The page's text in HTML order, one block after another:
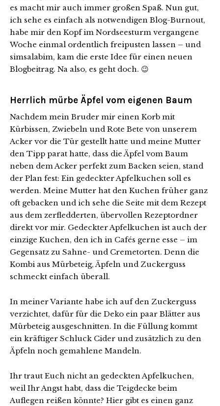
es macht mir auch immer großen Spaß. Nun gut,
ich sehe es einfach als notwendigen Blog-Burnout,
habe mir den Kopf im Nordseesturm vergangene
Woche einmal ordentlich freipusten lassen – und
simsalabim, kam die erste Idee für einen neuen
Blogbeitrag. Na also, es geht doch. 😉
Herrlich mürbe Äpfel vom eigenen Baum
Nachdem mein Bruder mir einen Korb mit
Kürbissen, Zwiebeln und Rote Bete von unserem
Acker vor die Tür gestellt hatte und meine Mutter
den Tipp parat hatte, dass die Äpfel vom Baum
neben dem Acker perfekt zum Backen seien, stand
der Plan fest: Ein gedeckter Apfelkuchen soll es
werden. Meine Mutter hat den Kuchen früher ganz
oft gebacken und ich sehe die Seite mit dem Rezept
aus dem zerfledderten, übervollen Rezeptordner
direkt vor mir. Gedeckter Apfelkuchen ist auch der
einzige Kuchen, den ich in Cafés gerne esse – im
Gegensatz zu Sahne- und Cremetorten. Denn die
Kombi aus Mürbeteig, Äpfeln und Zuckerguss
schmeckt einfach überall.
In meiner Variante habe ich auf den Zuckerguss
verzichtet, dafür für die Deko ein paar Blätter aus
Mürbeteig ausgeschnitten. In die Füllung kommt
ein kräftiger Schluck Cider und zusätzlich zu den
Äpfeln noch gemahlene Mandeln.
Ihr traut Euch nicht an gedeckten Apfelkuchen,
weil Ihr Angst habt, dass die Teigdecke beim
Auflegen reißen könnte? Hier gibt es einen ganz